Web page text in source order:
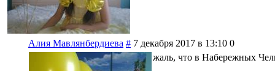
Алия Мавлянбердиева # 7 декабря 2017 в 13:10 0
жаль, что в Набережных